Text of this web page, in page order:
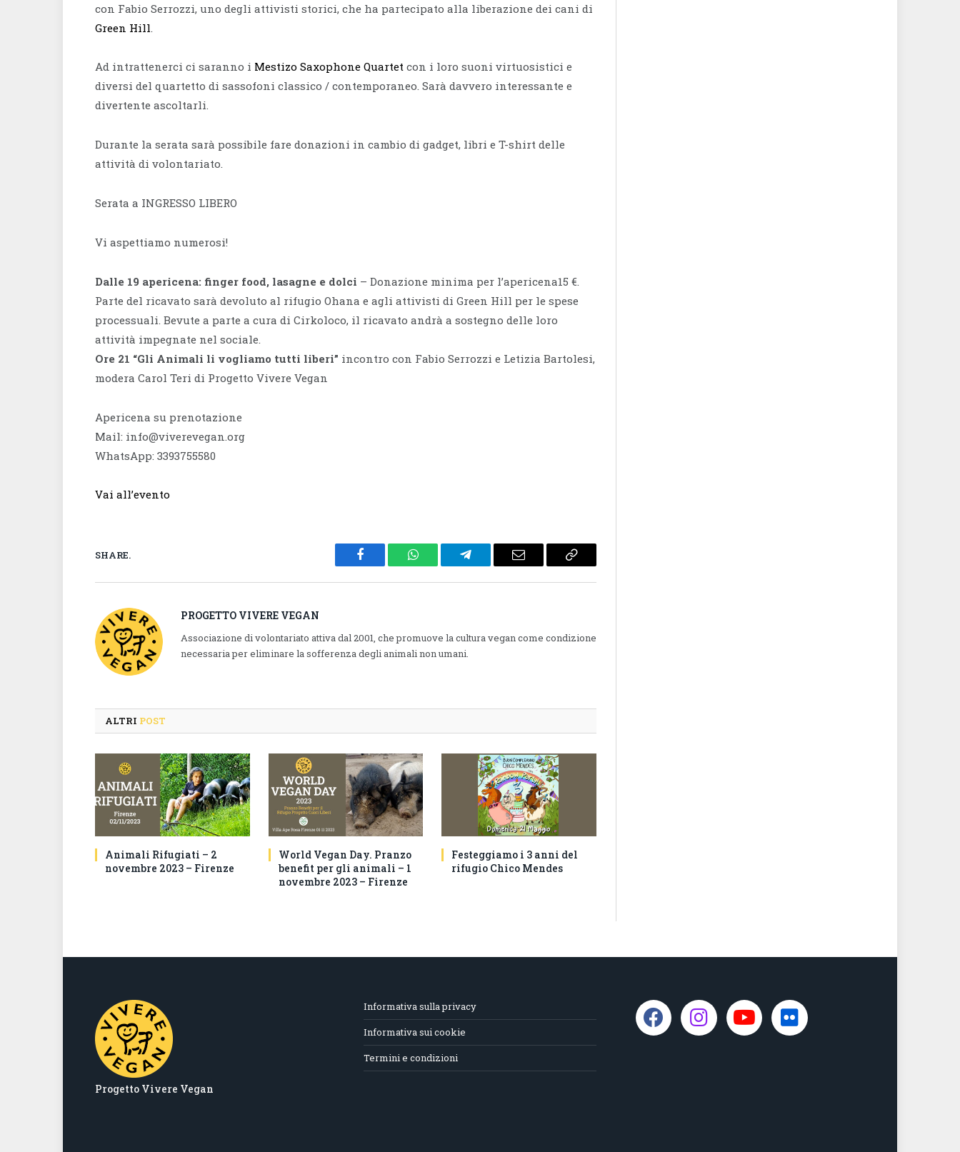
con Fabio Serrozzi, uno degli attivisti storici, che ha partecipato alla liberazione dei cani di
Green Hill
Ad intrattenerci ci saranno i Mestizo Saxophone Quartet con i loro suoni virtuosistici e
diversi del quartetto di sassofoni classico / contemporaneo. Sarà davvero interessante e
divertente ascoltarli.
Durante la serata sarà possibile fare donazioni in cambio di gadget, libri e T-shirt delle
attività di volontariato.
Serata a INGRESSO LIBERO
Vi aspettiamo numerosi!
Dalle 19 apericena: finger food, lasagne e dolci – Donazione minima per l’apericena15 €.
Parte del ricavato sarà devoluto al rifugio Ohana e agli attivisti di Green Hill per le spese
processuali. Bevute a parte a cura di Cirkoloco, il ricavato andrà a sostegno delle loro
attività impegnate nel sociale.
Ore 21 “Gli Animali li vogliamo tutti liberi” incontro con Fabio Serrozzi e Letizia Bartolesi,
modera Carol Teri di Progetto Vivere Vegan
Apericena su prenotazione
Mail: info@viverevegan.org
WhatsApp: 3393755580
Vai all’evento
SHARE.
Facebook WhatsAppTelegram Email
Copy
PROGETTO VIVERE VEGAN
Associazione di volontariato attiva dal 2001, che promuove la cultura vegan come condizione
necessaria per eliminare la sofferenza degli animali non umani.
ALTRI POST
Animali Rifugiati – 2
novembre 2023 – Firenze
World Vegan Day. Pranzo
benefit per gli animali – 1
novembre 2023 – Firenze
Festeggiamo i 3 anni del
rifugio Chico Mendes
Progetto Vivere Vegan
Informativa sulla privacy
Informativa sui cookie
Termini e condizioni